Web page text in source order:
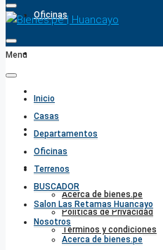
Oficinas
Salon Las Retamas Huancayo
Nosotros
Acerca de bienes.pe
Politicas de Privacidad
Terminos y condiciones
Menu
Inicio
Casas
Departamentos
Oficinas
Terrenos
BUSCADOR
Salon Las Retamas Huancayo
Nosotros
Acerca de bienes.pe